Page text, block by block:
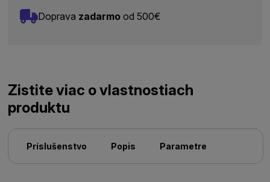
Doprava zadarmo od 500€
Zistite viac o vlastnostiach
produktu
Príslušenstvo Popis Parametre